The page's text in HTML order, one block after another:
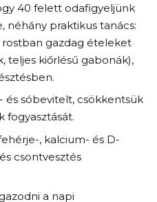
40 felett odafigyeljünk
néhány praktikus tanács:
rostban gazdag ételeket
teljes kiőrlésű gabonák),
sóbevitelt, csökkentsük
fogyasztását.
, kalcium- és D-
csontvesztés
a napi